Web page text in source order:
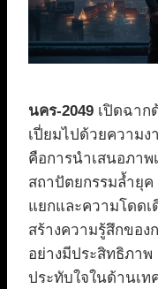
นคร-2049 เปิดฉาก
เปี่ยมไปด้วยความง
คือการนำเสนอภาพ
สถาปัตยกรรมล้ำยุ
แยกและความโดดเ
สร้างความรู้สึกของ
อย่างมีประสิทธิภา
ประทับใจในด้านเท